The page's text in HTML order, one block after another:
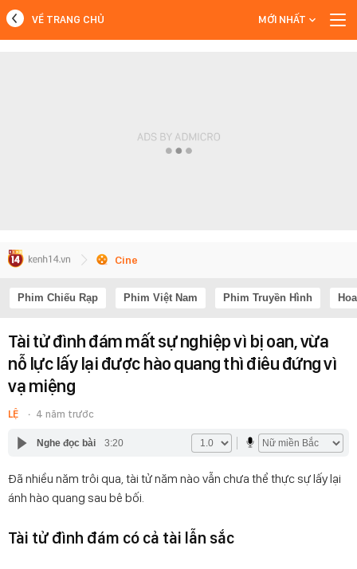
VỀ TRANG CHỦ MỚI NHẤT
Cine
Phim Chiếu Rạp Phim Việt Nam Phim Truyền Hình
Tài tử đình đám mất sự nghiệp vì bị oan, vừa
nỗ lực lấy lại được hào quang thì điêu đứng vì
vạ miệng
LỆ 4 năm trước
Nghe đọc bài 3:20
Đã nhiều năm trôi qua, tài tử năm nào vẫn chưa thể thực sự lấy lại
ánh hào quang sau bê bối.
Tài tử đình đám có cả tài lẫn sắc